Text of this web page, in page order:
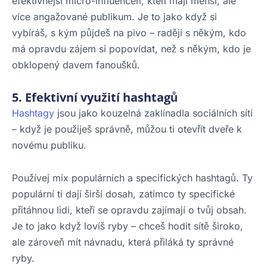
více angažované publikum. Je to jako když si
vybíráš, s kým půjdeš na pivo – raději s někým, kdo
má opravdu zájem si popovídat, než s někým, kdo je
obklopený davem fanoušků.
5. Efektivní využití hashtagů
Hashtagy jsou jako kouzelná zaklínadla sociálních sítí
– když je použiješ správně, můžou ti otevřít dveře k
novému publiku.
Používej mix populárních a specifických hashtagů. Ty
populární ti dají širší dosah, zatímco ty specifické
přitáhnou lidi, kteří se opravdu zajímají o tvůj obsah.
Je to jako když lovíš ryby – chceš hodit sítě široko,
ale zároveň mít návnadu, která přiláká ty správné
ryby.